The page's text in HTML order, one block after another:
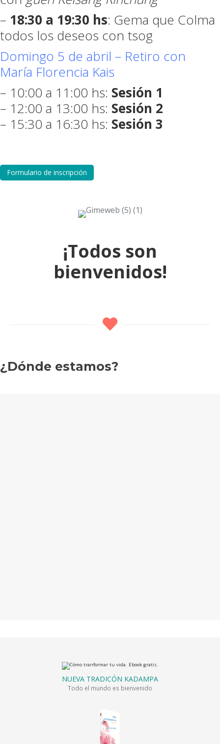
– 18:30 a 19:30 hs: Gema que Colma
todos los deseos con tsog
Domingo 5 de abril – Retiro con
María Florencia Kais
– 10:00 a 11:00 hs: Sesión 1
– 12:00 a 13:00 hs: Sesión 2
– 15:30 a 16:30 hs: Sesión 3
Formulario de inscripción
¡Todos son
bienvenidos!
¿Dónde estamos?
NUEVA TRADICÓN KADAMPA
Todo el mundo es bienvenido